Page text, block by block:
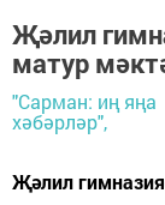
Җәлил
матур
"Сарман: иң яңа
хәбәрләр",
Җәлил